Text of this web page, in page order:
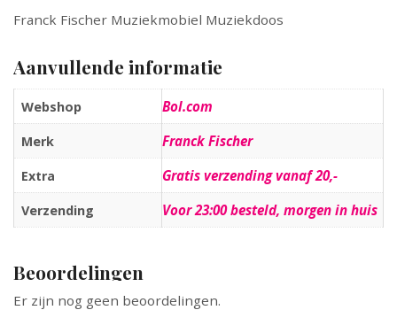
Franck Fischer Muziekmobiel Muziekdoos
Aanvullende informatie
Webshop Bol.com
Merk Franck Fischer
Extra Gratis verzending vanaf 20,-
Verzending Voor 23:00 besteld, morgen in huis
Beoordelingen
Er zijn nog geen beoordelingen.